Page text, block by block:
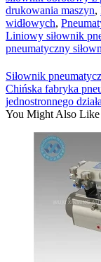
drukowania maszyn,
widłowych,
Liniowy siłownik
pneumatyczny
Siłownik
Chińska fabryka
jednostronnego
You Might Also Like